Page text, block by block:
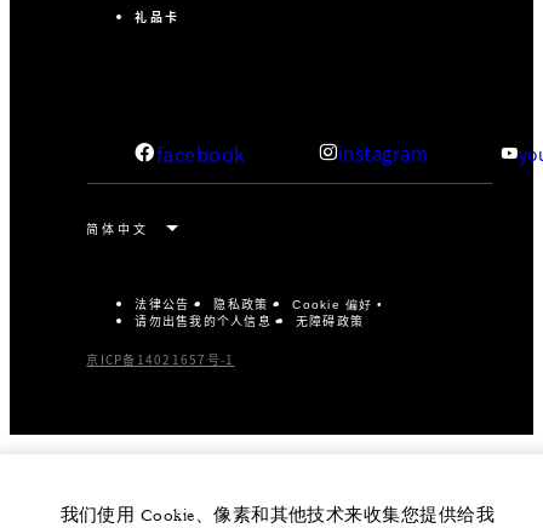
礼品卡
facebook instagram
法律公告 隐私政策 Cookie 偏好
请勿出售我的个人信息 无障碍政策
京ICP备14021657号-1
我们使用 Cookie、像素和其他技术来收集您提供给我